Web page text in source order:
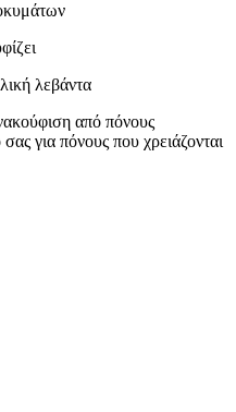
λεβάντα
από πόνους
για πόνους που χρειάζονται